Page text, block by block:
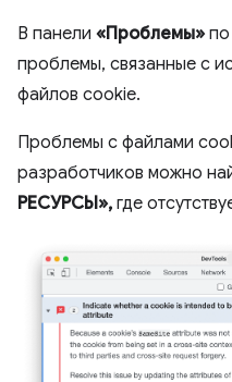
В панели «Проблемы»
проблемы, связанные с
файлов cookie.
Проблемы с файлами
разработчиков можно
РЕСУРСЫ», где